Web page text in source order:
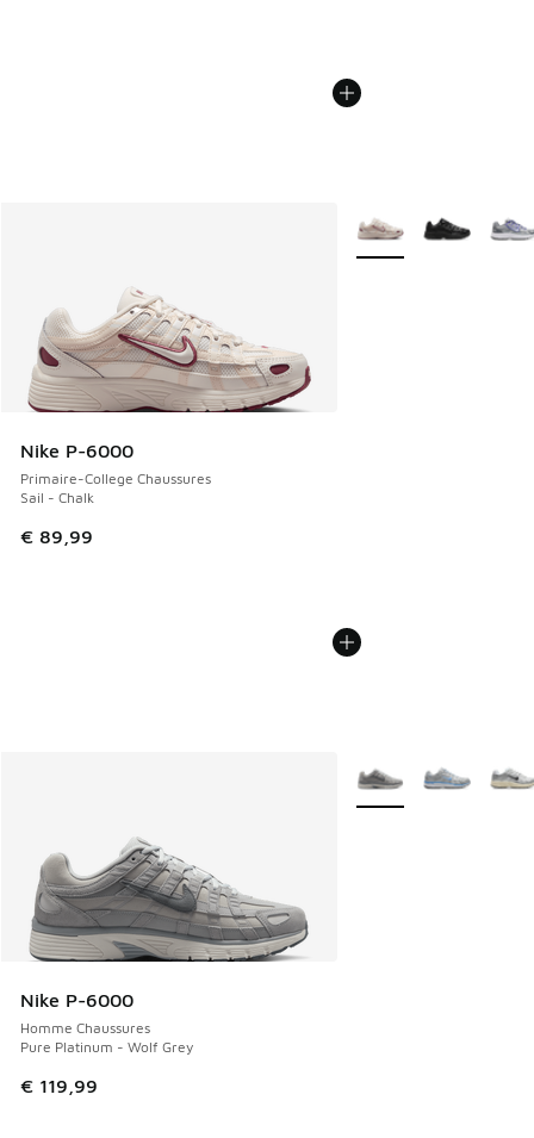
Nike P-6000
Primaire-College Chaussures
Sail - Chalk
€ 89,99
Plus de couleurs
Nike P-6000
Homme Chaussures
Pure Platinum - Wolf Grey
€ 119,99
Plus de couleurs